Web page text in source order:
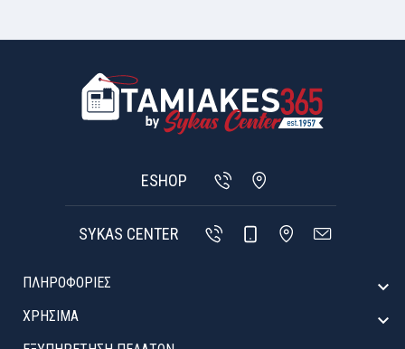
ESHOP
SYKAS CENTER
ΠΛΗΡΟΦΟΡΙΕΣ 
ΧΡΉΣΙΜΑ 